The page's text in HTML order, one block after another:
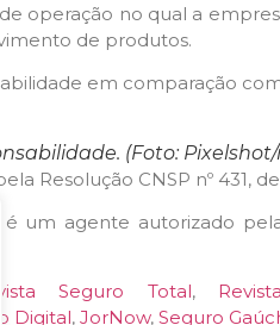
operação no qual a
de produtos.
em comparação
(Foto:
Resolução CNSP nº 431,
um agente autorizado
Seguro Total,
Digital, JorNow, Seguro